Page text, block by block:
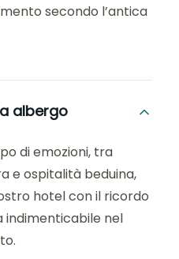
secondo l’antica
albergo
di emozioni, tra
e ospitalità beduina,
hotel con il ricordo
indimenticabile nel